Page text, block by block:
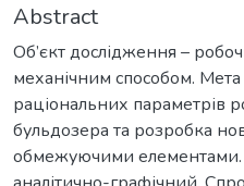
Abstract
Об’єкт дослідження –
механічним способом.
раціональних параметрів
бульдозера та розробка
обмежуючими